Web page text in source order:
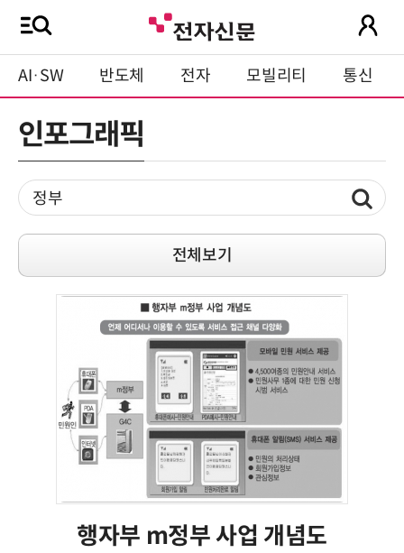
AI·SW 반도체 전자 모빌리티 통신
인포그래픽
전체보기
행자부 m정부 사업 개념도